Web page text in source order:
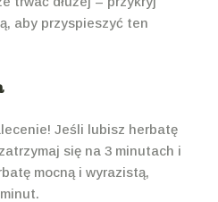
aby przyspieszyć ten
Jeśli lubisz herbatę
się na 3 minutach i
mocną i wyrazistą,